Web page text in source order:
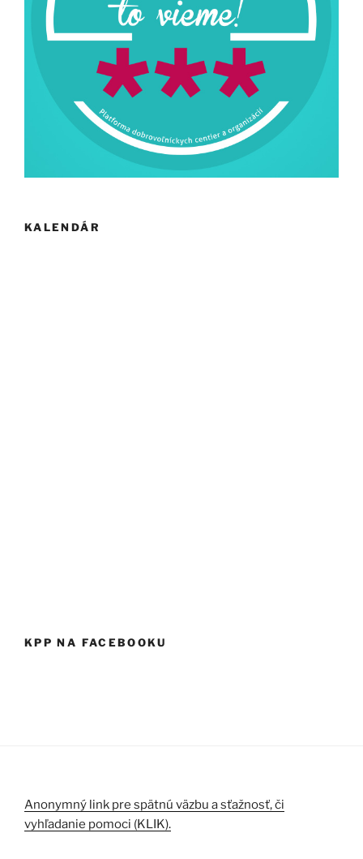
KALENDÁR
KPP NA FACEBOOKU
Anonymný link pre spätnú väzbu a sťažnosť, či
vyhľadanie pomoci (KLIK).